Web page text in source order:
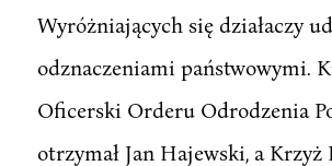
Wyróżniających się działaczy
odznaczeniami państwowymi.
Oficerski Orderu Odrodzenia
otrzymał Jan Hajewski, a Krzyż